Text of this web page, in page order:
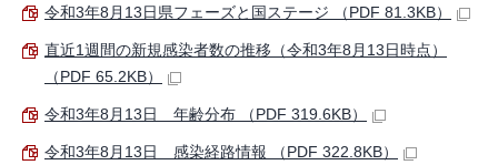
令和3年8月13日県フェーズと国ステージ （PDF 81.3KB）
直近1週間の新規感染者数の推移（令和3年8月13日時点）
（PDF 65.2KB）
令和3年8月13日 年齢分布 （PDF 319.6KB）
令和3年8月13日 感染経路情報 （PDF 322.8KB）